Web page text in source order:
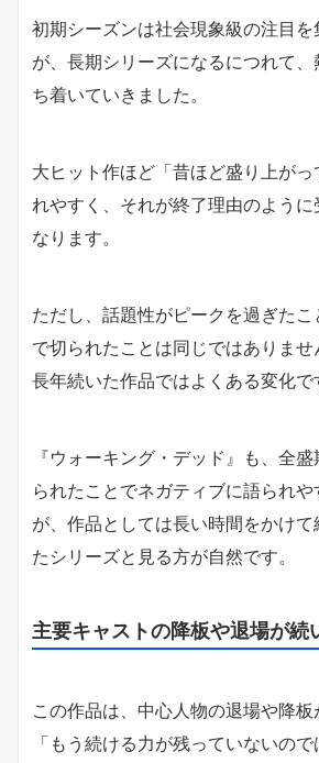
初期シーズンは社会現象級の注目を
が、長期シリーズになるにつれて
ち着いていきました。
大ヒット作ほど「昔ほど盛り上が
れやすく、それが終了理由のように
なります。
ただし、話題性がピークを過ぎた
で切られたことは同じではありませ
長年続いた作品ではよくある変化で
『ウォーキング・デッド』も、全
られたことでネガティブに語られや
が、作品としては長い時間をかけ
たシリーズと見る方が自然です。
主要キャストの降板や退場が続
この作品は、中心人物の退場や降板
「もう続ける力が残っていないの